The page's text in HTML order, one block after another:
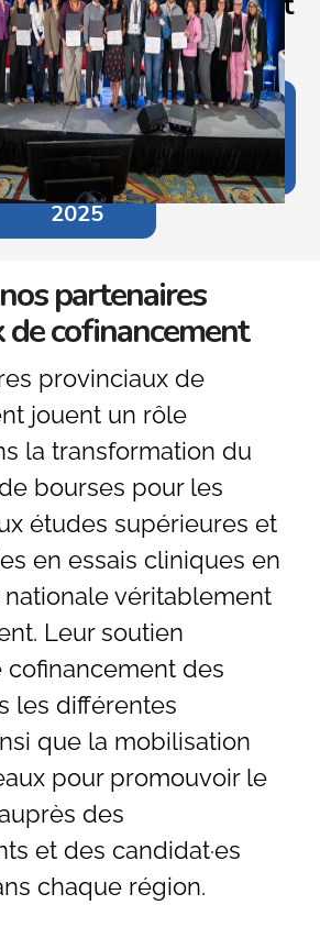
Lauréat·es
du
concours
d’affiches
2024–
2025
Visionner
les sessions
enregistrées
du Sommet
partenaires
de cofinancement
provinciaux de
jouent un rôle
la transformation du
bourses pour les
études supérieures et
en essais cliniques en
véritablement
Leur soutien
des
les différentes
que la mobilisation
pour promouvoir le
des
et des candidat·es
chaque région.